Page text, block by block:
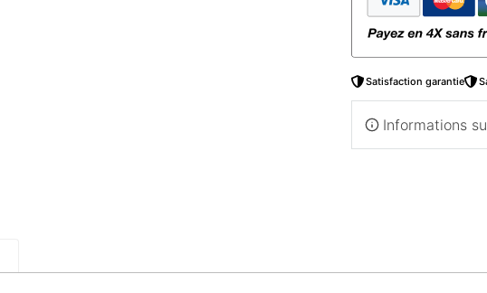
Satisfaction garantie
Informations